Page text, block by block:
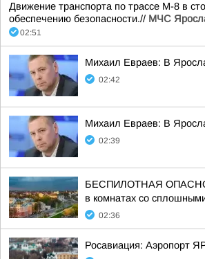
Движение транспорта по трассе М-8 в
обеспечению безопасности.// МЧС
02:51
Михаил Евраев: В
02:42
Михаил Евраев: В
02:39
БЕСПИЛОТНАЯ
в комнатах со
02:36
Росавиация: Аэропорт